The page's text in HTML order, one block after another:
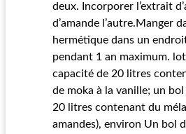
deux. Incorporer l’extrait
d’amande l’autre.Manger
hermétique dans un
pendant 1 an maximum.
capacité de 20 litres
de moka à la vanille; un
20 litres contenant du
amandes), environ Un bol